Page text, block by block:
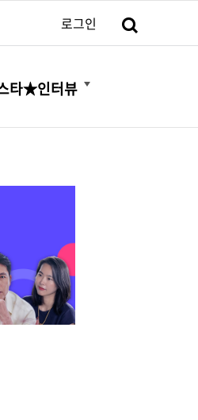
로그인
타★인터뷰
보기